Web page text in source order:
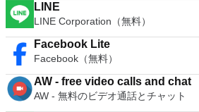
LINE
LINE Corporation（無料）
Facebook Lite
Facebook（無料）
AW - free video calls and chat
AW - 無料のビデオ通話とチャット